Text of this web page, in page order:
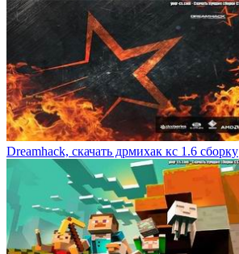
Dreamhack, скачать дрмихак кс 1.6 сборку